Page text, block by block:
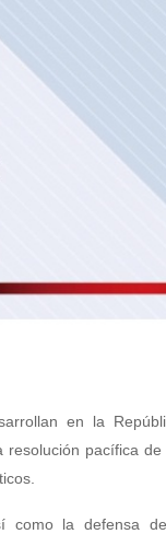
en la
pacífica de
como la defensa